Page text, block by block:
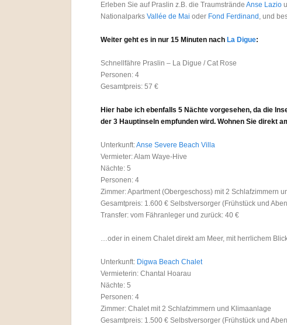
Erleben Sie auf Praslin z.B. die Traumstrände Anse Lazio
Nationalparks Vallée de Mai oder Fond Ferdinand , und
Weiter geht es in nur 15 Minuten nach La Digue:
Schnellfähre Praslin – La Digue / Cat Rose
Personen: 4
Gesamtpreis: 57 €
Hier habe ich ebenfalls 5 Nächte vorgesehen, da die
der 3 Hauptinseln empfunden wird. Wohnen Sie direkt
Unterkunft:Anse Severe Beach Villa
Vermieter: Alam Waye-Hive
Nächte: 5
Personen: 4
Zimmer: Apartment (Obergeschoss) mit 2 Schlafzimmern
Gesamtpreis: 1.600 € Selbstversorger (Frühstück und
Transfer: vom Fähranleger und zurück: 40 €
…oder in einem Chalet direkt am Meer, mit herrlichem
Unterkunft: Digwa Beach Chalet
Vermieterin: Chantal Hoarau
Nächte: 5
Personen: 4
Zimmer: Chalet mit 2 Schlafzimmern und Klimaanlage
Gesamtpreis: 1.500 € Selbstversorger (Frühstück und